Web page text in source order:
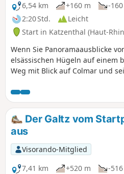
6,54 km
+160 m
-
2:20 Std.
Leicht
Start in Katzenthal (Haut-
Wenn Sie Panoramaausblicke
elsässischen Hügeln auf einem
Weg mit Blick auf Colmar und
Wanderung gefallen.
Der Galtz vom
aus
Visorando-Mitglied
7,41 km
+520 m
-